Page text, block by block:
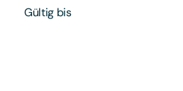
Gültig bis